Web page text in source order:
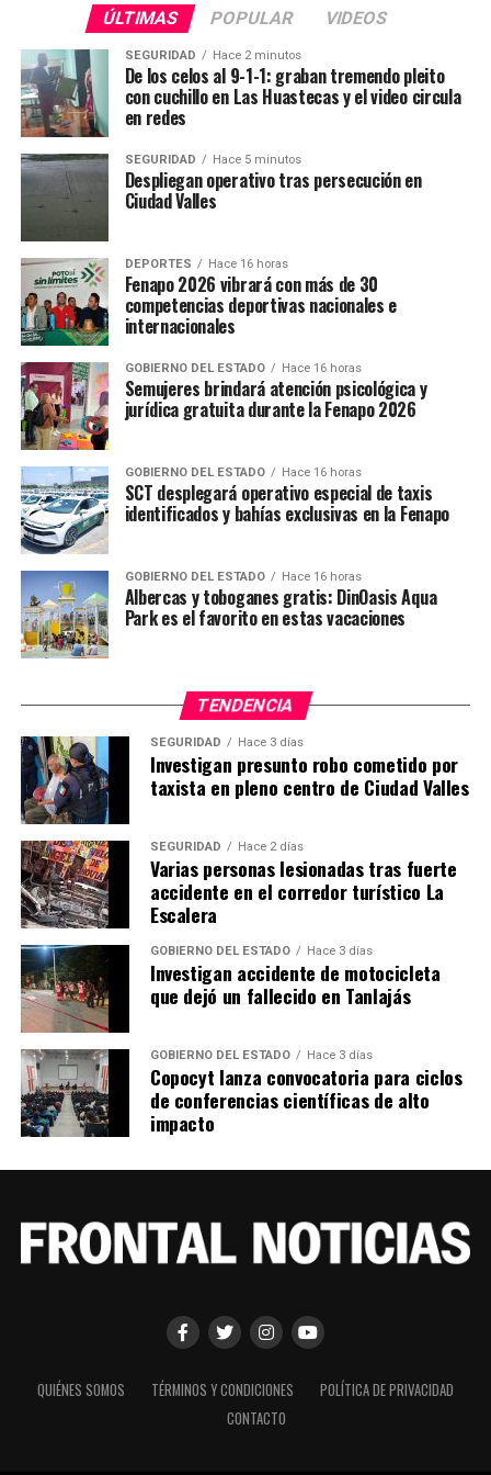
el uso de financiamiento. Casos como Durango,
Chihuahua y Nuevo León elevaron significativamente el
peso de la deuda en sus ingresos.
Finalmente, el estudio de politicacolectiva.com muestra
un avance positivo en la autonomía financiera de la
entidad, ya que durante el 2025 los recursos propios del
estado crecieron hasta representar el 11 por ciento de
recursos federales, los cuales se ubicaron en un 89 por
ciento, en comparación con el 10 y 90 por ciento
registrados respectivamente durante el año 2024.
TEMAS RELACIONADOS FEATURED GOBIERNO DE SLP
YA VIENE
San Luis es reconocido por transparencia y finanzas
sanas
NO TE PIERDAS
Gobierno estatal reporta incidentes menores tras lluvias
en la Huasteca
ÚLTIMAS POPULAR VIDEOS
SEGURIDAD Hace 2 minutos
De los celos al 9-1-1: graban tremendo pleito
con cuchillo en Las Huastecas y el video circula
en redes
SEGURIDAD Hace 5 minutos
Despliegan operativo tras persecución en
Ciudad Valles
DEPORTES Hace 16 horas
Fenapo 2026 vibrará con más de 30
competencias deportivas nacionales e
internacionales
GOBIERNO DEL ESTADO Hace 16 horas
Semujeres brindará atención psicológica y
jurídica gratuita durante la Fenapo 2026
GOBIERNO DEL ESTADO Hace 16 horas
SCT desplegará operativo especial de taxis
identificados y bahías exclusivas en la Fenapo
GOBIERNO DEL ESTADO Hace 16 horas
Albercas y toboganes gratis: DinOasis Aqua
Park es el favorito en estas vacaciones
TENDENCIA
SEGURIDAD Hace 3 días
Investigan presunto robo cometido por
taxista en pleno centro de Ciudad Valles
SEGURIDAD Hace 2 días
Varias personas lesionadas tras fuerte
accidente en el corredor turístico La
Escalera
GOBIERNO DEL ESTADO Hace 3 días
Investigan accidente de motocicleta
que dejó un fallecido en Tanlajás
GOBIERNO DEL ESTADO Hace 3 días
Copocyt lanza convocatoria para ciclos
de conferencias científicas de alto
impacto
QUIÉNES SOMOS TÉRMINOS Y CONDICIONES
POLÍTICA DE PRIVACIDAD
CONTACTO